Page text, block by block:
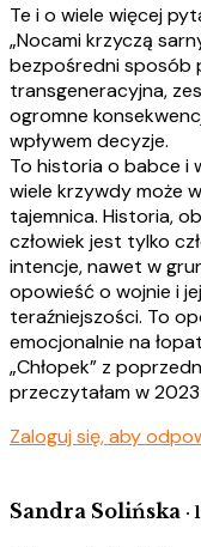
Te i o wiele więcej
„Nocami krzyczą
bezpośredni sposób
transgeneracyjna,
ogromne
wpływem decyzje.
To historia o babce i
wiele krzywdy może
tajemnica. Historia,
człowiek jest tylko
intencje, nawet w
opowieść o wojnie i
teraźniejszości. To
emocjonalnie na
„Chłopek” z
przeczytałam w
Zaloguj się, aby
Sandra Solińska ·